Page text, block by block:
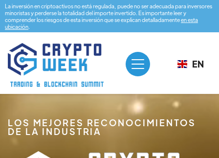
La inversión en criptoactivos no está regulada, puede no ser adecuada para inversores
minoristas y perderse la totalidad del importe invertido. Es importante leer y
comprender los riesgos de esta inversión que se explican detalladamenteen esta
ubicación.
EN
LOS MEJORES RECONOCIMIENTOS
DE LA INDUSTRIA